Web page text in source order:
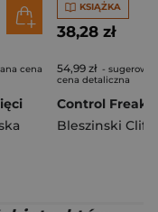
cena
KSIĄŻKA
38,28 zł
54,99 zł -
cena detaliczna
Bleszinski Cliff